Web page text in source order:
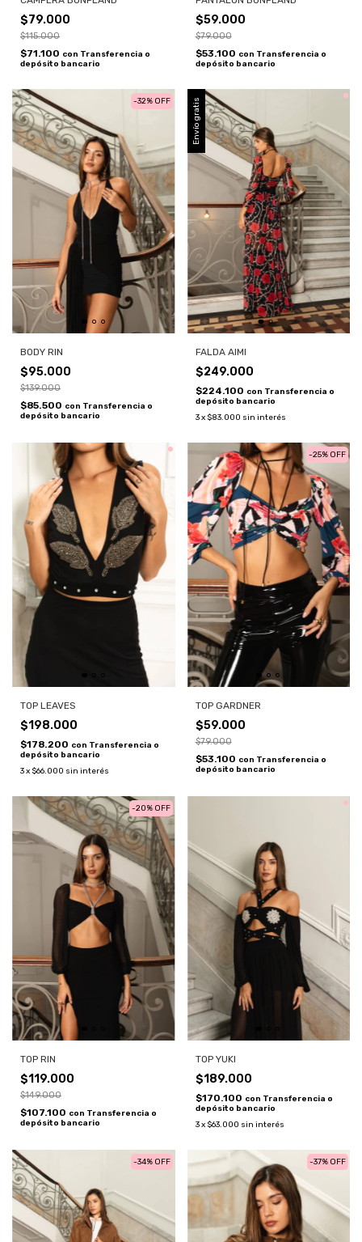
$79.000
$115.000
$71.100 con Transferencia o
depósito bancario
$59.000
$79.000
$53.100 con Transferencia o
depósito bancario
BODY RIN
$95.000
-32% OFF
$139.000
$85.500 con Transferencia o
depósito bancario
Envío gratis
FALDA AIMI
$249.000
$224.100 con Transferencia o
depósito bancario
3 x $83.000 sin interés
TOP LEAVES
$198.000
$178.200 con Transferencia o
depósito bancario
3x $66.000 sin interés
TOP GARDNER
$59.000
-25% OFF
$79.000
$53.100 con Transferencia o
depósito bancario
TOP RIN
$119.000
-20% OFF
$149.000
$107.100 con Transferencia o
depósito bancario
TOP YUKI
$189.000
$170.100 con Transferencia o
depósito bancario
3 x $63.000 sin interés
-34% OFF -37% OFF